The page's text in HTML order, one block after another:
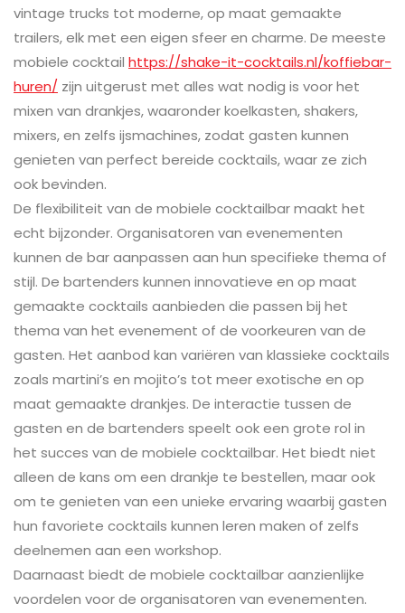
vintage trucks tot moderne, op maat gemaakte
trailers, elk met een eigen sfeer en charme. De meeste
mobiele cocktail https://shake-it-cocktails.nl/koffiebar-
huren/ zijn uitgerust met alles wat nodig is voor het
mixen van drankjes, waaronder koelkasten, shakers,
mixers, en zelfs ijsmachines, zodat gasten kunnen
genieten van perfect bereide cocktails, waar ze zich
ook bevinden.
De flexibiliteit van de mobiele cocktailbar maakt het
echt bijzonder. Organisatoren van evenementen
kunnen de bar aanpassen aan hun specifieke thema of
stijl. De bartenders kunnen innovatieve en op maat
gemaakte cocktails aanbieden die passen bij het
thema van het evenement of de voorkeuren van de
gasten. Het aanbod kan variëren van klassieke cocktails
zoals martini’s en mojito’s tot meer exotische en op
maat gemaakte drankjes. De interactie tussen de
gasten en de bartenders speelt ook een grote rol in
het succes van de mobiele cocktailbar. Het biedt niet
alleen de kans om een drankje te bestellen, maar ook
om te genieten van een unieke ervaring waarbij gasten
hun favoriete cocktails kunnen leren maken of zelfs
deelnemen aan een workshop.
Daarnaast biedt de mobiele cocktailbar aanzienlijke
voordelen voor de organisatoren van evenementen.